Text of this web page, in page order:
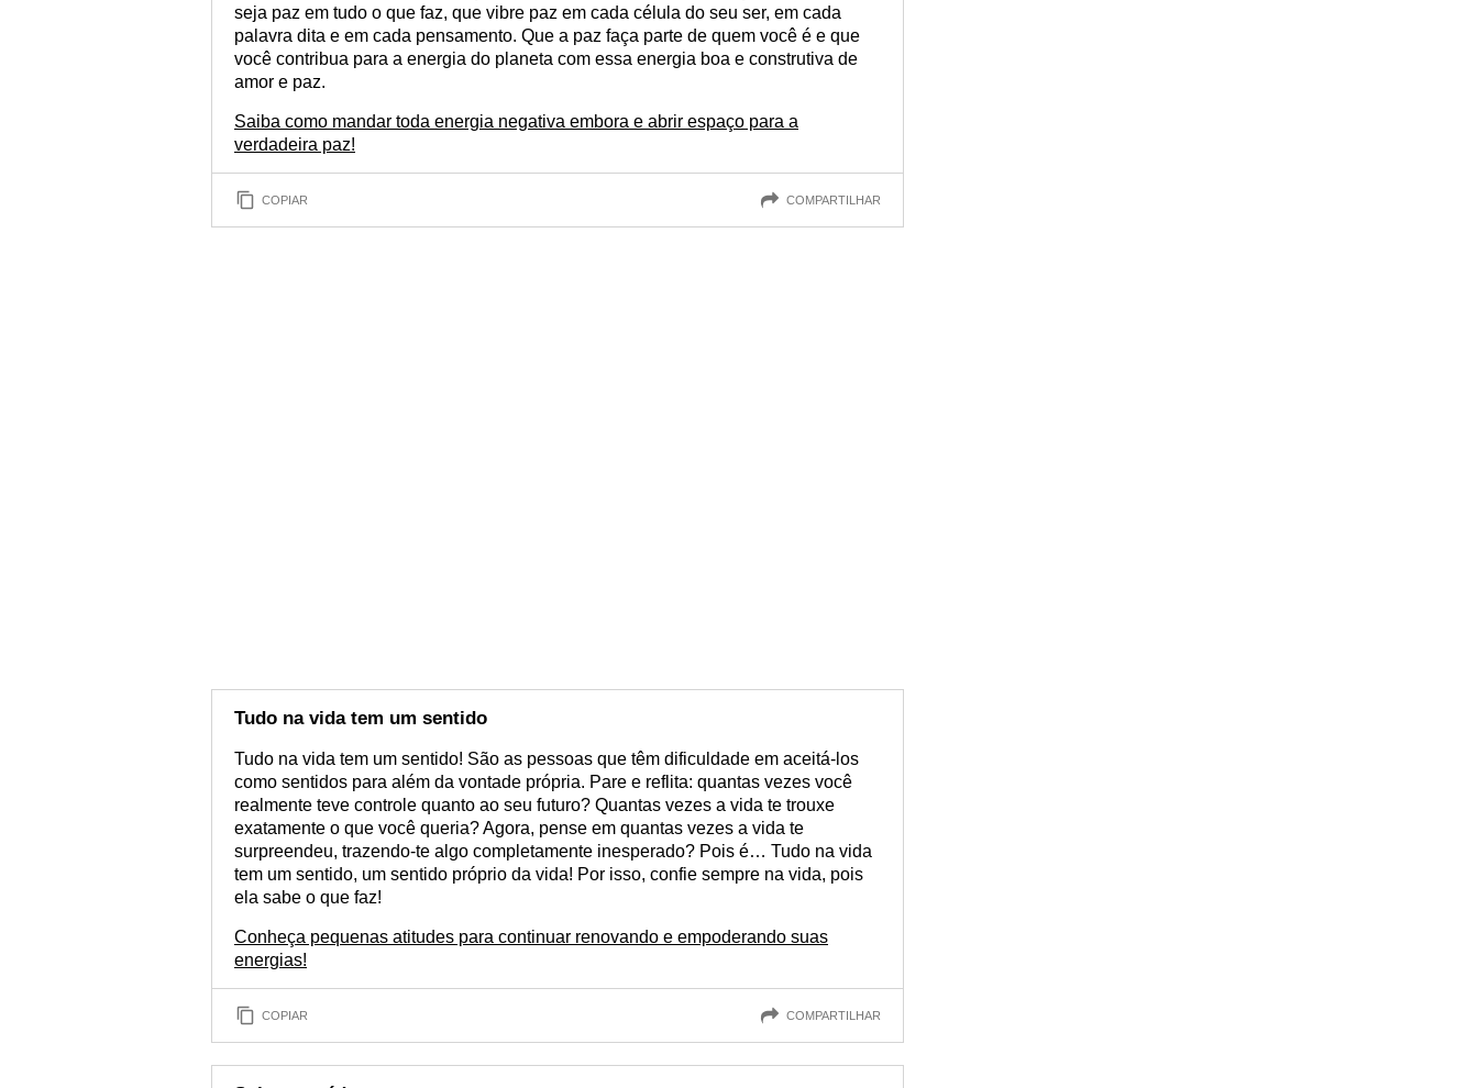
seja paz em tudo o que faz, que vibre paz em cada célula do seu ser, em cada
palavra dita e em cada pensamento. Que a paz faça parte de quem você é e que
você contribua para a energia do planeta com essa energia boa e construtiva de
amor e paz.
Saiba como mandar toda energia negativa embora e abrir espaço para a
verdadeira paz!
COPIAR COMPARTILHAR
Tudo na vida tem um sentido
Tudo na vida tem um sentido! São as pessoas que têm dificuldade em aceitá-los
como sentidos para além da vontade própria. Pare e reflita: quantas vezes você
realmente teve controle quanto ao seu futuro? Quantas vezes a vida te trouxe
exatamente o que você queria? Agora, pense em quantas vezes a vida te
surpreendeu, trazendo-te algo completamente inesperado? Pois é… Tudo na vida
tem um sentido, um sentido próprio da vida! Por isso, confie sempre na vida, pois
ela sabe o que faz!
Conheça pequenas atitudes para continuar renovando e empoderando suas
energias!
COPIAR COMPARTILHAR